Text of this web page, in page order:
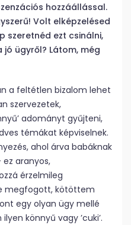
hozzáállással.
Volt elképzelésed
szeretnéd ezt csinálni,
ügyről? Látom, még
a feltétlen bizalom lehet
szervezetek,
adományt gyűjteni,
témákat képviselnek.
ahol árva babáknak
aranyos,
érzelmileg
megfogott, kötöttem
egy olyan ügy mellé
könnyű vagy ’cuki’.